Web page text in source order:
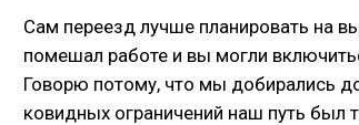
Сам переезд лучше планировать на
помешал работе и вы могли
Говорю потому, что мы добирались
ковидных ограничений наш путь